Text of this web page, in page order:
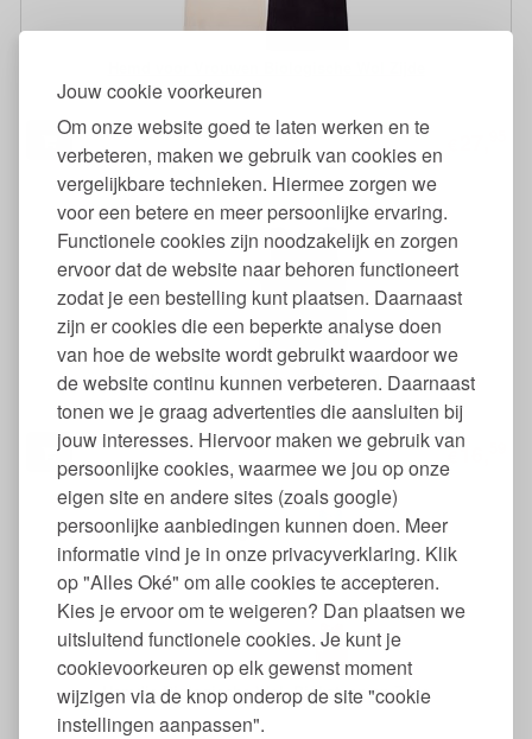
Jouw cookie voorkeuren
Om onze website goed te laten werken en te
verbeteren, maken we gebruik van cookies en
vergelijkbare technieken. Hiermee zorgen we
voor een betere en meer persoonlijke ervaring.
Functionele cookies zijn noodzakelijk en zorgen
ervoor dat de website naar behoren functioneert
zodat je een bestelling kunt plaatsen. Daarnaast
zijn er cookies die een beperkte analyse doen
van hoe de website wordt gebruikt waardoor we
de website continu kunnen verbeteren. Daarnaast
tonen we je graag advertenties die aansluiten bij
jouw interesses. Hiervoor maken we gebruik van
persoonlijke cookies, waarmee we jou op onze
eigen site en andere sites (zoals google)
persoonlijke aanbiedingen kunnen doen. Meer
informatie vind je in onze privacyverklaring. Klik
op "Alles Oké" om alle cookies te accepteren.
Kies je ervoor om te weigeren? Dan plaatsen we
uitsluitend functionele cookies. Je kunt je
cookievoorkeuren op elk gewenst moment
wijzigen via de knop onderop de site "cookie
instellingen aanpassen".
Hemdje Biologische Wol en Zijde
16,
Hemdje Biologische Wol, Biokatoen en Zijde